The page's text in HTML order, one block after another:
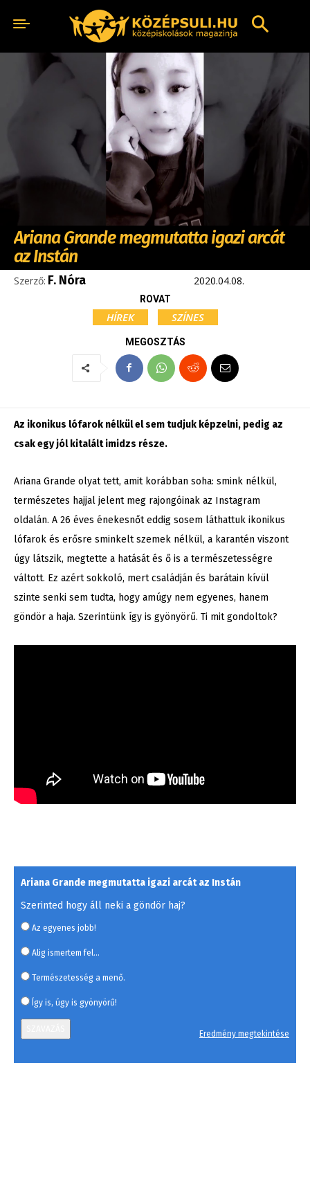
Ariana Grande megmutatta igazi arcát
az Instán
Szerző: F. Nóra 2020.04.08.
ROVAT
HÍREK SZÍNES
MEGOSZTÁS
Az ikonikus lófarok nélkül el sem tudjuk képzelni, pedig az
csak egy jól kitalált imidzs része.
Ariana Grande olyat tett, amit korábban soha: smink nélkül,
természetes hajjal jelent meg rajongóinak az Instagram
oldalán. A 26 éves énekesnőt eddig sosem láthattuk ikonikus
lófarok és erősre sminkelt szemek nélkül, a karantén viszont
úgy látszik, megtette a hatását és ő is a természetességre
váltott. Ez azért sokkoló, mert családján és barátain kívül
szinte senki sem tudta, hogy amúgy nem egyenes, hanem
göndör a haja. Szerintünk így is gyönyörű. Ti mit gondoltok?
Ariana Grande megmutatta igazi arcát az Instán
Szerinted hogy áll neki a göndör haj?
Az egyenes jobb!
Alig ismertem fel...
Természetesség a menő.
Így is, úgy is gyönyörű!
Eredmény megtekintése